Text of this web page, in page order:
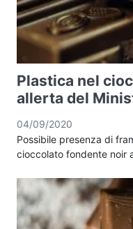
Plastica nel
allerta del
04/09/2020
Possibile presenza di
cioccolato fondente noir